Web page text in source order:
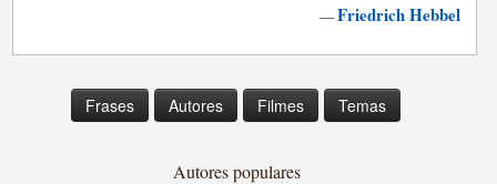
—Friedrich Hebbel
Frases Autores Filmes Temas
Autores populares